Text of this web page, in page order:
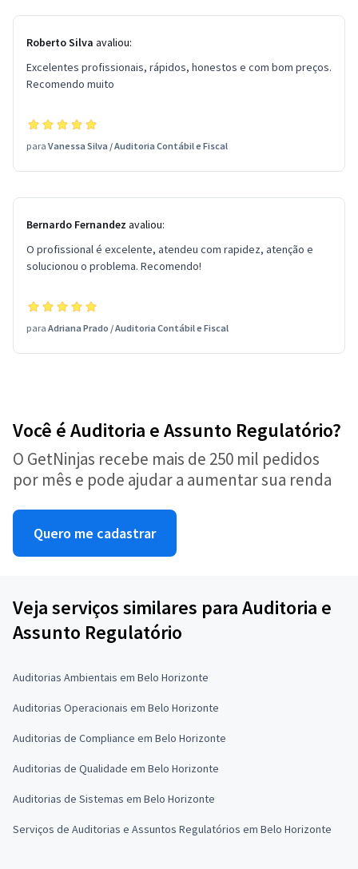
Roberto Silva avaliou:
Excelentes profissionais, rápidos, honestos e com bom preços.
Recomendo muito
para Vanessa Silva /Auditoria Contábil e Fiscal
Bernardo Fernandez avaliou:
O profissional é excelente, atendeu com rapidez, atenção e
solucionou o problema. Recomendo!
para Adriana Prado /Auditoria Contábil e Fiscal
Você é Auditoria e Assunto Regulatório?
O GetNinjas recebe mais de 250 mil pedidos
por mês e pode ajudar a aumentar sua renda
Quero me cadastrar
Veja serviços similares para Auditoria e
Assunto Regulatório
Auditorias Ambientais em Belo Horizonte
Auditorias Operacionais em Belo Horizonte
Auditorias de Compliance em Belo Horizonte
Auditorias de Qualidade em Belo Horizonte
Auditorias de Sistemas em Belo Horizonte
Serviços de Auditorias e Assuntos Regulatórios em Belo Horizonte